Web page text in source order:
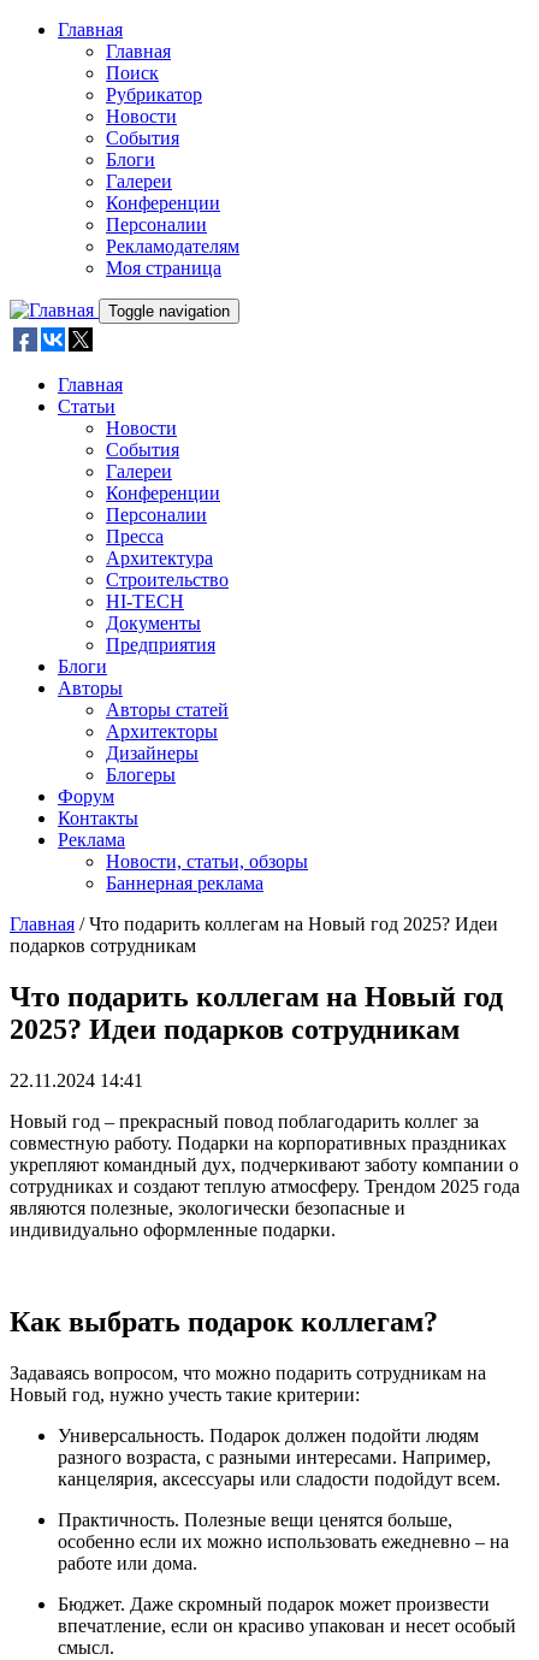
Skip to main content
Главная
Главная
Поиск
Рубрикатор
Новости
События
Блоги
Галереи
Конференции
Персоналии
Рекламодателям
Моя страница
Toggle navigation
Главная
Статьи
Новости
События
Галереи
Конференции
Персоналии
Пресса
Архитектура
Строительство
HI-TECH
Документы
Предприятия
Блоги
Авторы
Авторы статей
Архитекторы
Дизайнеры
Блогеры
Форум
Контакты
Реклама
Новости, статьи, обзоры
Баннерная реклама
You are here
Главная / Что подарить коллегам на Новый год 2025? Идеи
подарков сотрудникам
Что подарить коллегам на Новый год
2025? Идеи подарков сотрудникам
22.11.2024 14:41
Новый год – прекрасный повод поблагодарить коллег за
совместную работу. Подарки на корпоративных праздниках
укрепляют командный дух, подчеркивают заботу компании о
сотрудниках и создают теплую атмосферу. Трендом 2025 года
являются полезные, экологически безопасные и
индивидуально оформленные подарки.
Как выбрать подарок коллегам?
Задаваясь вопросом, что можно подарить сотрудникам на
Новый год, нужно учесть такие критерии:
Универсальность. Подарок должен подойти людям
разного возраста, с разными интересами. Например,
канцелярия, аксессуары или сладости подойдут всем.
Практичность. Полезные вещи ценятся больше,
особенно если их можно использовать ежедневно – на
работе или дома.
Бюджет. Даже скромный подарок может произвести
впечатление, если он красиво упакован и несет особый
смысл.